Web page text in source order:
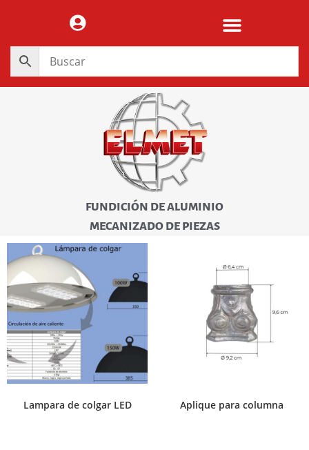
FUNDICIÓN DE ALUMINIO
MECANIZADO DE PIEZAS
Lampara de colgar LED Aplique para columna